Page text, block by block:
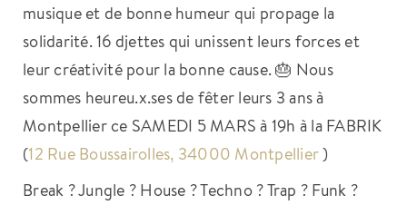
musique et de bonne humeur qui propage la
solidarité. 16 djettes qui unissent leurs forces et
leur créativité pour la bonne cause. 🎂 Nous
sommes heureu.x.ses de fêter leurs 3 ans à
Montpellier ce SAMEDI 5 MARS à 19h à la FABRIK
(12 Rue Boussairolles, 34000 Montpellier)
Break ? Jungle ? House ? Techno ? Trap ? Funk ?